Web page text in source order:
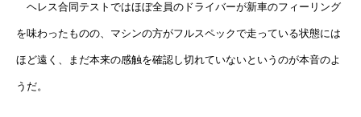
ヘレス合同テストではほぼ全員のドライバーが新車のフィーリング
を味わったものの、マシンの方がフルスペックで走っている状態には
ほど遠く、まだ本来の感触を確認し切れていないというのが本音のよ
うだ。